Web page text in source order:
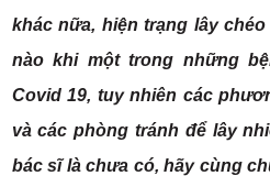
khác nữa, hiện trạng lây
nào khi một trong những
Covid 19, tuy nhiên các
và các phòng tránh để lây
bác sĩ là chưa có, hãy cùng